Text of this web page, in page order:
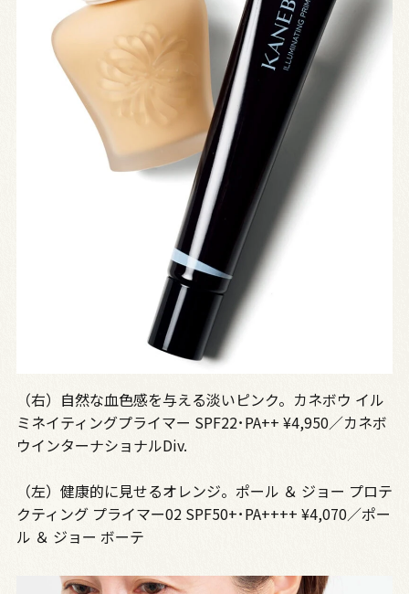
（右）自然な血色感を与える淡いピンク。カネボウ イル
ミネイティングプライマー SPF22･PA++ ¥4,950／カネボ
ウインターナショナルDiv.
（左）健康的に見せるオレンジ。ポール ＆ ジョー プロテ
クティング プライマー02 SPF50+･PA++++ ¥4,070／ポー
ル ＆ ジョー ボーテ